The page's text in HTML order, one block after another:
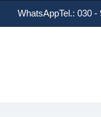
Tel.: 030 -
WhatsApp